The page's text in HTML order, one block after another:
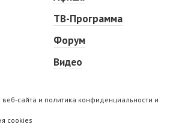
ТВ-Программа
Форум
Видео
сайта и политика конфиденциальности и
cookies